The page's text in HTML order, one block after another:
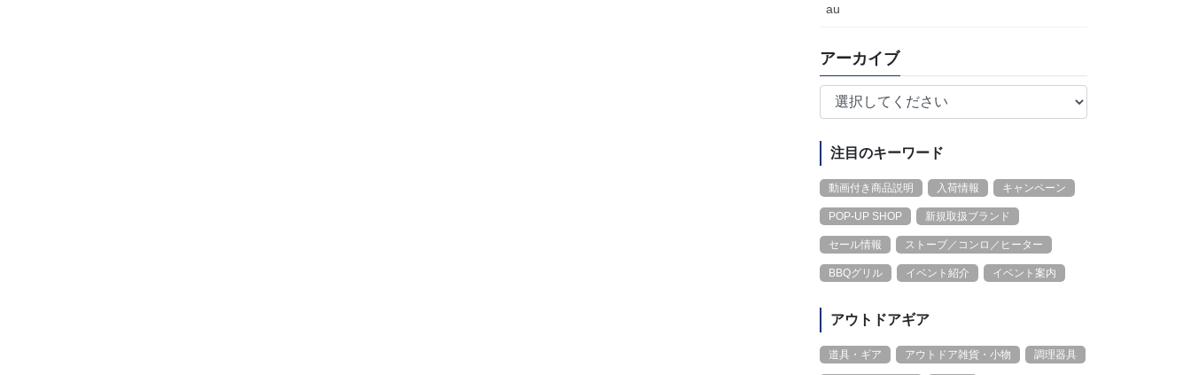
au
アーカイブ
注目のキーワード
動画付き商品説明 入荷情報 キャンペーン
POP-UP SHOP 新規取扱ブランド
セール情報 ストーブ／コンロ／ヒーター
BBQグリル イベント紹介 イベント案内
アウトドアギア
道具・ギア アウトドア雑貨・小物 調理器具